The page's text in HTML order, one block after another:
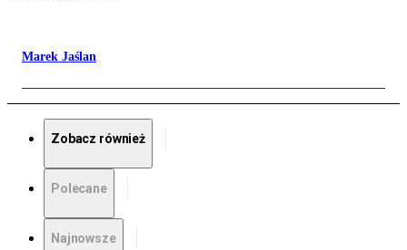
Marek Jaślan
Zobacz również
Polecane
Najnowsze